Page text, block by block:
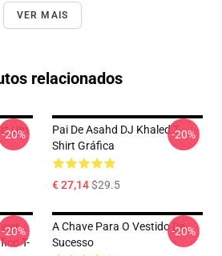
VER MAIS
relacionados
Um
-20%
Pai De Asahd DJ Khaled T-
Shirt Gráfica
€ 27,14$29.5
-20%
T-
-20%
A Chave Para O Vestido De
Sucesso
-20%